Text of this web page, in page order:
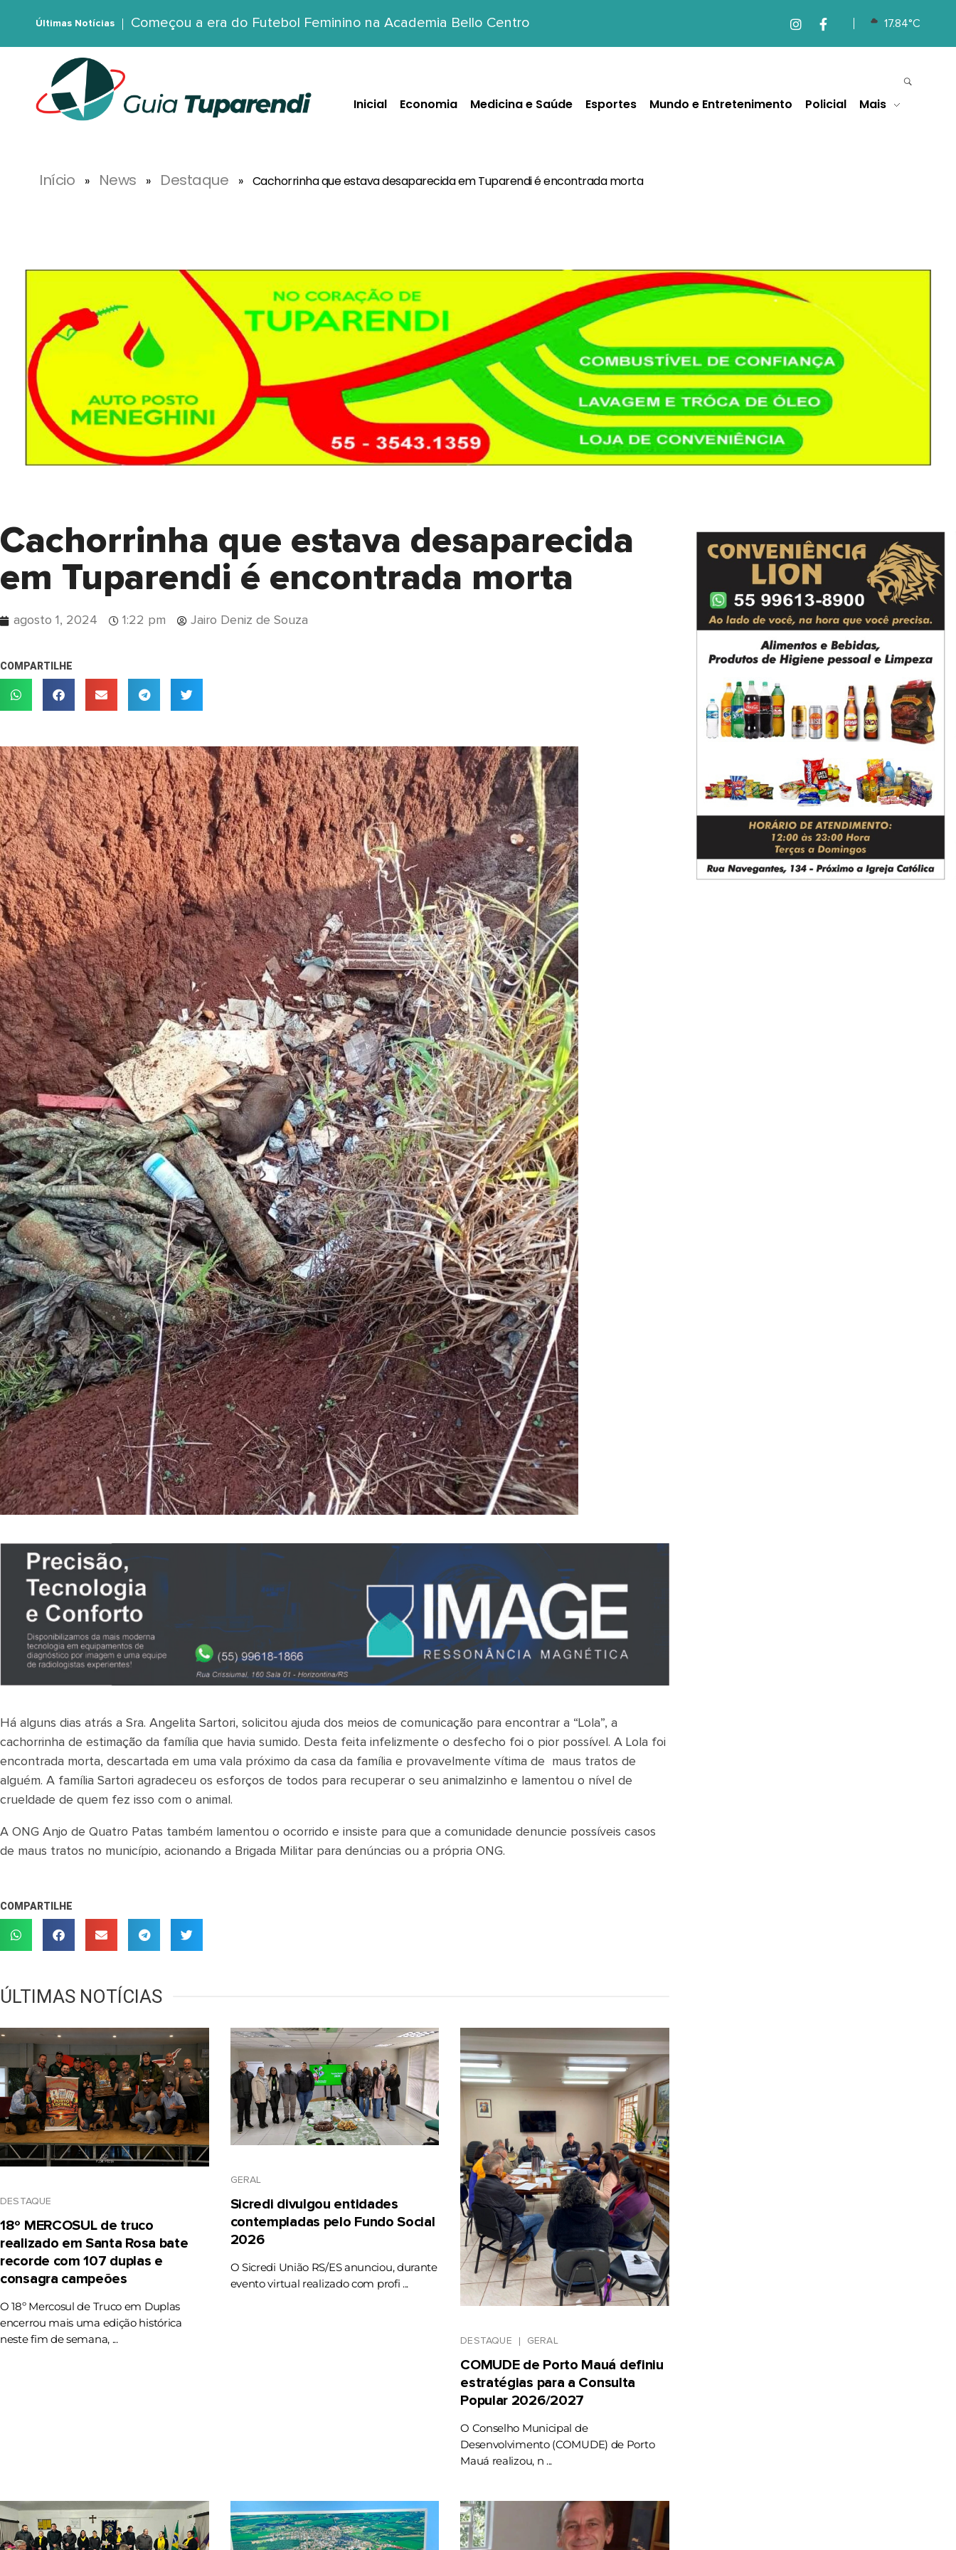
Últimas Notícias Começou a era do Futebol Feminino na Academia Bello Centro 17.84°C
Inicial Economia Medicina e Saúde Esportes Mundo e Entretenimento Policial Mais
Início » News » Destaque » Cachorrinha que estava desaparecida em Tuparendi é encontrada morta
Cachorrinha que estava desaparecida
em Tuparendi é encontrada morta
agosto 1, 2024 1:22 pm Jairo Deniz de Souza
COMPARTILHE
Há alguns dias atrás a Sra. Angelita Sartori, solicitou ajuda dos meios de comunicação para encontrar a “Lola”, a
cachorrinha de estimação da família que havia sumido. Desta feita infelizmente o desfecho foi o pior possível. A Lola foi
encontrada morta, descartada em uma vala próximo da casa da família e provavelmente vítima de maus tratos de
alguém. A família Sartori agradeceu os esforços de todos para recuperar o seu animalzinho e lamentou o nível de
crueldade de quem fez isso com o animal.
A ONG Anjo de Quatro Patas também lamentou o ocorrido e insiste para que a comunidade denuncie possíveis casos
de maus tratos no município, acionando a Brigada Militar para denúncias ou a própria ONG.
COMPARTILHE
ÚLTIMAS NOTÍCIAS
DESTAQUE
18º MERCOSUL de truco
realizado em Santa Rosa bate
recorde com 107 duplas e
consagra campeões
O 18º Mercosul de Truco em Duplas
encerrou mais uma edição histórica
neste fim de semana, ...
GERAL
Sicredi divulgou entidades
contempladas pelo Fundo Social
2026
O Sicredi União RS/ES anunciou, durante
evento virtual realizado com profi ...
DESTAQUE GERAL
COMUDE de Porto Mauá definiu
estratégias para a Consulta
Popular 2026/2027
O Conselho Municipal de
Desenvolvimento (COMUDE) de Porto
Mauá realizou, n ...